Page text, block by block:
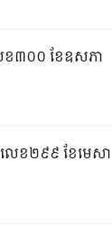
េខ៣០០ ខែឧសភា
លេខ២៩៩ ខែមេសា